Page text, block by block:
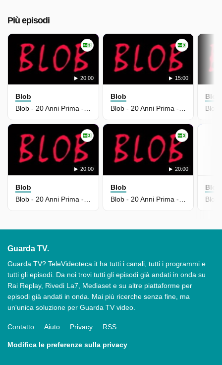
Più episodi
20:00
Blob
Blob - 20 Anni Prima - Puntata Del 16/07/2026
15:00
Blob
Blob - 20 Anni Prima - Puntata Del 15/07/2026
20:00
Blob
20:00
Blob
Blob
Blob
Guarda TV.
Guarda TV? TeleVideoteca.it ha tutti i canali, tutti i programmi e
tutti gli episodi. Da noi trovi tutti gli episodi già andati in onda su
Rai Replay, Rivedi La7, Mediaset e su altre piattaforme per
episodi già andati in onda. Mai più ricerche senza fine, ma
un'unica soluzione per Guarda TV video.
Contatto Aiuto Privacy RSS
Modifica le preferenze sulla privacy